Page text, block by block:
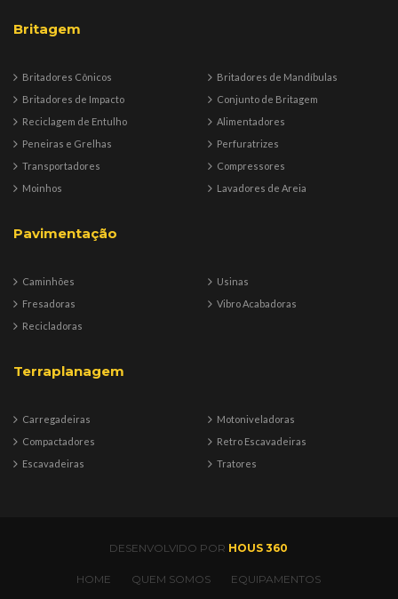
Britagem
Britadores Cônicos
Britadores de Impacto
Reciclagem de Entulho
Peneiras e Grelhas
Transportadores
Moinhos
Britadores de Mandíbulas
Conjunto de Britagem
Alimentadores
Perfuratrizes
Compressores
Lavadores de Areia
Pavimentação
Caminhões
Fresadoras
Recicladoras
Usinas
Vibro Acabadoras
Terraplanagem
Carregadeiras
Compactadores
Escavadeiras
Motoniveladoras
Retro Escavadeiras
Tratores
DESENVOLVIDO POR HOUS 360
HOME QUEM SOMOS
EQUIPAMENTOS